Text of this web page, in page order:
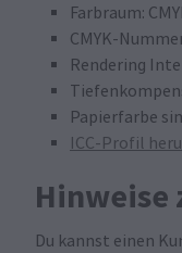
Farbraum:
CMYK-
Rendering
Papierfarbe
ICC-Profil
Hinweise
Du kannst einen